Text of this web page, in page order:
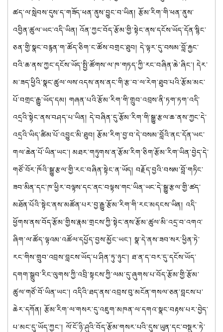
ཚད་ལ་སླེབས་དུས་ད་གཟོད་ཕན་ནུས་བྱུང་བ་ཡིན། རྩོམ་རིག་གི་ཕན་ནུས་
འབྱིན་ཚུལ་ཡང་འདི་ཡིན། འོན་ཀྱང་བོད་རྩོམ་གྱི་སྟེང་ནས་དངོས་ཡོད་དོན་སྙིང་
ཅན་གྱི་སྣང་བརྙན་ག་ཚོད་ཅིག་ང་ཚོས་བགྲང་ཐུབ། དེ་ལྟར་དུ་བསམ་བློ་རྐྱང་
བའི་ཆ་ནས་ཀྱང་དངོས་ཡོད་སྤྱི་ཚོགས་ལ་ཁ་གཏད་ཀྱི་རང་བཞིན་ཆེ་ཞིང་། དེར་
མ་ཟད་ཕྱིའི་སྣང་ཚུལ་ལས་འདས་ནས་ནང་གི་རྩ་བ་ལ་རེག་ཐུབ་པའི་རྩོམ་མང་
པོ་བགྲང་རྒྱུ་ཡོད་དམ། གཞན་པའི་རྩོམ་རིག་གི་གྲུབ་འབྲས་ནི་ཏག་ཏག་འདི་
འདྲའི་སྟེང་ནས་བཤད་པ་ཡིན། དེ་བཞིན་དུ་རྩོམ་རིག་གི་སྒྱུ་རྩལ་ཆ་ནས་ཀྱང་དེ་
འདྲའི་ཡིད་ཚིམ་པོ་འབྱུང་མི་ཐུབ། རྩོམ་རིག་བྱ་བ་དེ་བསམ་བློའི་ནང་དོན་ཡང་
གལ་ཆེན་པོ་ཡིན་ཡང་། མཐར་གཏུགས་ན་རྩོམ་རིག་ཅིག་རྩོམ་རིག་ཡིན་བྱེད་དེ་
གཙོ་བོར་ཁོའི་སྒྱུ་རྩལ་གྱི་རང་བཞིན་སྟེང་ན་ཡོད། བརྗོད་བྱའི་བསམ་བློ་གཏིང་
ཟབ་མིན་དང་ཁ་ཕྱིར་བལྟས་དང་ནང་བལྟས་གང་ཡིན་ཡང་དེ་སྒྱུ་རྩལ་གྱི་ཚད་
མཐོན་པོའི་སྟེང་ནས་མཚོན་པར་བྱ་རྒྱུ་རྩོམ་རིག་གི་རང་མདངས་ཡིན། འདི་
ཕྱོགས་ནས་བོད་རྩོམ་གྱིས་རྣམ་གྲངས་ཀྱི་སྟེང་ནས་རྩོམ་ཚུལ་མི་འདྲ་བ་འགའ་
ཞིག་ལ་ཚོད་ལྟའམ་འཚོལ་དཔྱོད་བྱས་མྱོང་ཡང་། སྣ་དེ་ནས་ཟབ་སར་ཕྱིན་ཏེ་
རང་གིས་གྲུབ་འབྲས་བླངས་ཡོད་པ་ཤིན་ཏུ་ཉུང་། ཐ་ན་ད་བར་དུ་དངོས་ཡོད་
དགག་སྒྲུབ་རིང་ལུགས་ཀྱི་འབྲི་སྟངས་ཀྱི་ལམ་དུ་ཞུགས་པ་བོད་རྩོམ་གྱི་རྩོམ་
ཚུལ་གཙོ་བོ་ཡིན་ཡང་། འདིའི་ཐད་ནས་འབྲས་བུ་མངོན་གསལ་ཅན་བླངས་པ་
ཆེར་དཀོན། རྩོམ་རིག་ལ་གསར་དུ་འཇུག་མཁན་ལ་དགའ་སྣང་བརྟས་པར་བྱེད་
པ་མང་དུ་ཡོད་ཀྱང་། ལོ་ངོ་ཉི་ཤུའི་བོད་རྩོམ་གསར་པའི་དུས་ཡུན་དང་བསྡུར་ཏེ་